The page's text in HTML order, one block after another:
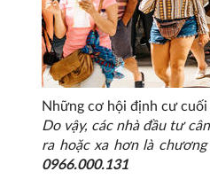
Những cơ hội định cư
Do vậy, các nhà đầu tư
ra hoặc xa hơn là
0966.000.131